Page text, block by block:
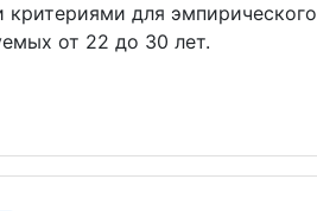
для эмпирического
от 22 до 30 лет.